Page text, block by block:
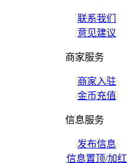
联系我们
意见建议
商家服务
商家入驻
金币充值
信息服务
发布信息
信息置顶/加红